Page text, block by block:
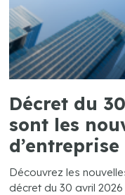
Décret du
sont les
Découvrez les
décret du 30 avril